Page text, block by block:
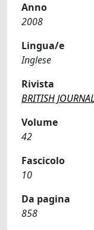
Anno
2008
Lingua/e
Inglese
Rivista
BRITISH
Volume
42
Fascicolo
10
Da pagina
858